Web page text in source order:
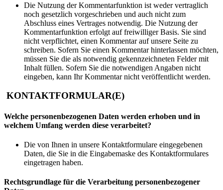
Die Nutzung der Kommentarfunktion ist weder vertraglich
noch gesetzlich vorgeschrieben und auch nicht zum
Abschluss eines Vertrages notwendig. Die Nutzung der
Kommentarfunktion erfolgt auf freiwilliger Basis. Sie sind
nicht verpflichtet, einen Kommentar auf unsere Seite zu
schreiben. Sofern Sie einen Kommentar hinterlassen möchten,
müssen Sie die als notwendig gekennzeichneten Felder mit
Inhalt füllen. Sofern Sie die notwendigen Angaben nicht
eingeben, kann Ihr Kommentar nicht veröffentlicht werden.
KONTAKTFORMULAR(E)
Welche personenbezogenen Daten werden erhoben und in
welchem Umfang werden diese verarbeitet?
Die von Ihnen in unsere Kontaktformulare eingegebenen
Daten, die Sie in die Eingabemaske des Kontaktformulares
eingetragen haben.
Rechtsgrundlage für die Verarbeitung personenbezogener